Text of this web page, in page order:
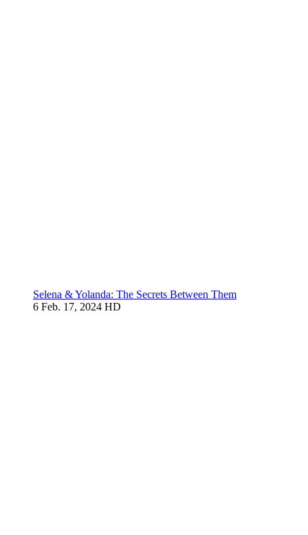
Selena & Yolanda: The Secrets Between Them
6 Feb. 17, 2024 HD